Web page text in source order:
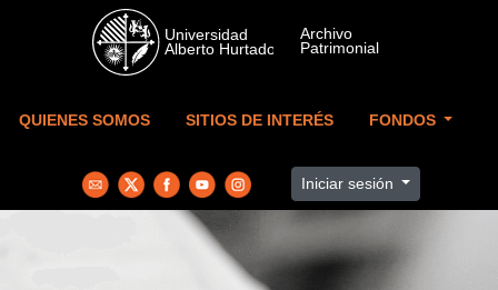
Skip to main content
QUIENES SOMOS SITIOS DE INTERÉS FONDOS
Iniciar sesión